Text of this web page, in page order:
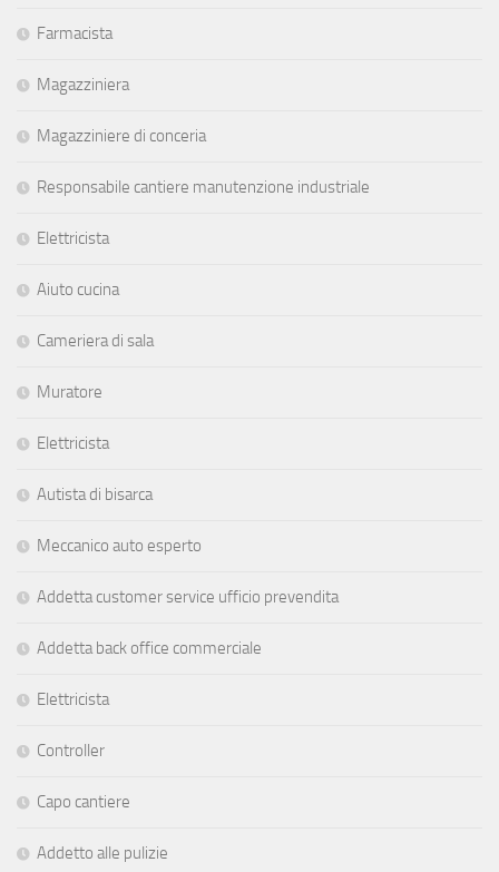
Farmacista
Magazziniera
Magazziniere di conceria
Responsabile cantiere manutenzione industriale
Elettricista
Aiuto cucina
Cameriera di sala
Muratore
Elettricista
Autista di bisarca
Meccanico auto esperto
Addetta customer service ufficio prevendita
Addetta back office commerciale
Elettricista
Controller
Capo cantiere
Addetto alle pulizie